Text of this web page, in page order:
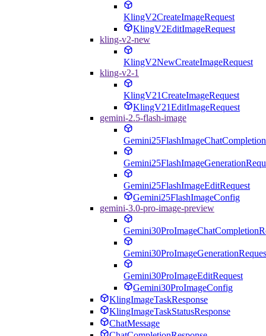
KlingV2CreateImageRequest
KlingV2EditImageRequest
kling-v2-new
KlingV2NewCreateImageRequest
kling-v2-1
KlingV21CreateImageRequest
KlingV21EditImageRequest
gemini-2.5-flash-image
Gemini25FlashImageEditRequest
Gemini25FlashImageConfig
gemini-3.0-pro-image-preview
Gemini30ProImageEditRequest
Gemini30ProImageConfig
KlingImageTaskResponse
KlingImageTaskStatusResponse
ChatMessage